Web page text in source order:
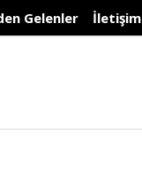
Gelenler İletişim